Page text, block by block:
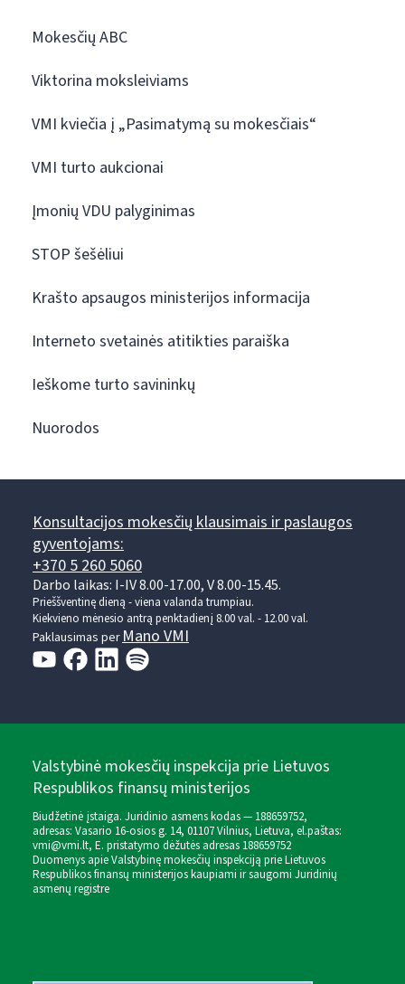
Mokesčių ABC
Viktorina moksleiviams
VMI kviečia į „Pasimatymą su mokesčiais“
VMI turto aukcionai
Įmonių VDU palyginimas
STOP šešėliui
Krašto apsaugos ministerijos informacija
Interneto svetainės atitikties paraiška
Ieškome turto savininkų
Nuorodos
Konsultacijos mokesčių klausimais ir paslaugos
gyventojams:
+370 5 260 5060
Darbo laikas: I-IV 8.00-17.00, V 8.00-15.45.
Prieššventinę dieną - viena valanda trumpiau.
Kiekvieno mėnesio antrą penktadienį 8.00 val. - 12.00 val.
Paklausimas perMano VMI
Valstybinė mokesčių inspekcija prie Lietuvos
Respublikos finansų ministerijos
Biudžetinė įstaiga. Juridinio asmens kodas — 188659752,
adresas: Vasario 16-osios g. 14, 01107 Vilnius, Lietuva, el.paštas:
vmi@vmi.lt, E. pristatymo dėžutės adresas 188659752
Duomenys apie Valstybinę mokesčių inspekciją prie Lietuvos
Respublikos finansų ministerijos kaupiami ir saugomi Juridinių
asmenų registre